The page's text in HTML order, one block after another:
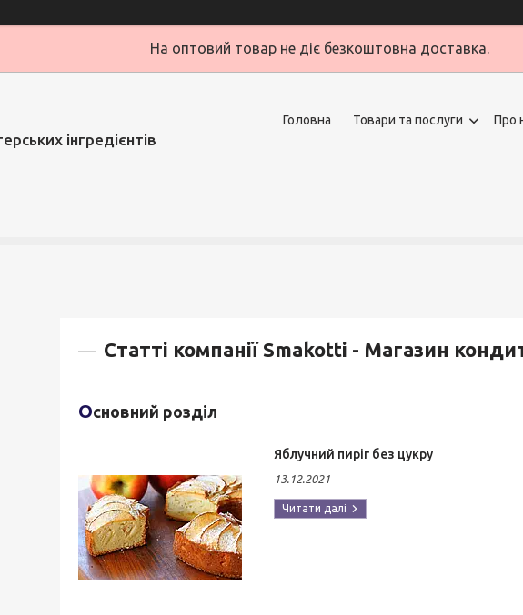
На оптовий товар не діє безкоштовна доставка.
інгредієнтів
Головна Товари та послуги Про
Статті компанії Smakotti - Магазин
Основний розділ
Яблучний пиріг без цукру
13.12.2021